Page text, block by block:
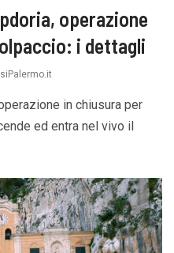
operazione
i dettagli
in chiusura per
ed entra nel vivo il